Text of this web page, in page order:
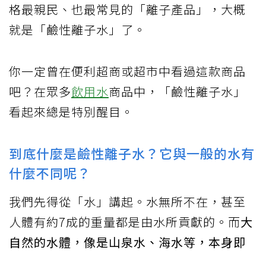
格最親民、也最常見的「離子產品」，大概
就是「鹼性離子水」了。
你一定曾在便利超商或超市中看過這款商品
吧？在眾多飲用水商品中，「鹼性離子水」
看起來總是特別醒目。
到底什麼是鹼性離子水？它與一般的水有
什麼不同呢？
我們先得從「水」講起。水無所不在，甚至
人體有約7成的重量都是由水所貢獻的。而大
自然的水體，像是山泉水、海水等，本身即